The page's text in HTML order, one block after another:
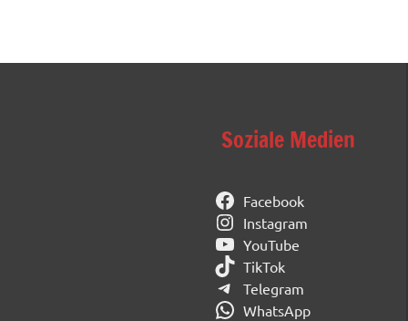
Soziale Medien
Facebook
Instagram
YouTube
TikTok
Telegram
WhatsApp